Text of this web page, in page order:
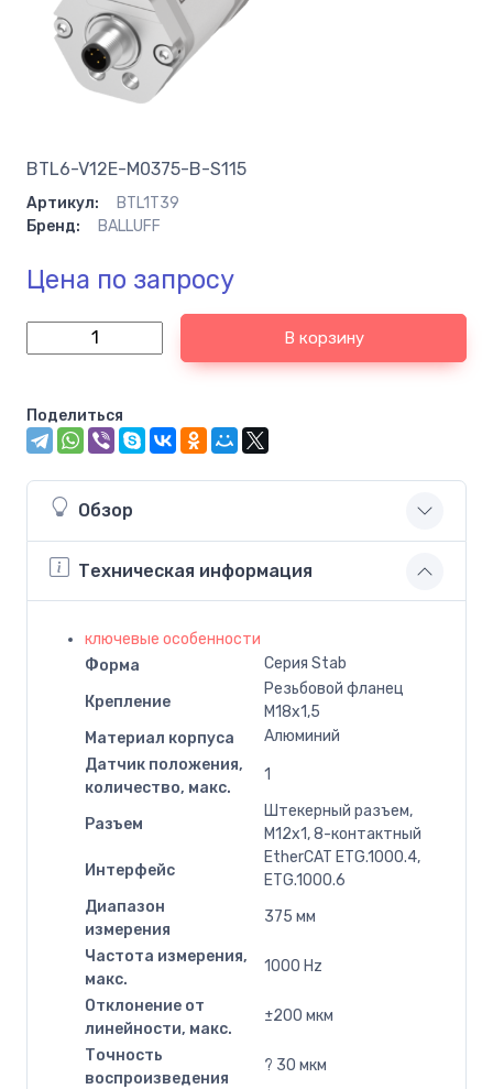
BTL6-V12E-M0375-B-S115
Артикул:
BTL1T39
Бренд:
BALLUFF
Цена по запросу
В корзину
Поделиться
Обзор
Техническая информация
ключевые особенности
Форма
Серия Stab
Крепление
Резьбовой фланец
M18x1,5
Материал корпуса
Алюминий
Датчик положения,
количество, макс.
1
Разъем
Штекерный разъем,
M12x1, 8-контактный
Интерфейс
EtherCAT ETG.1000.4,
ETG.1000.6
Диапазон
измерения
375 мм
Частота измерения,
макс.
1000 Hz
Отклонение от
линейности, макс.
±200 мкм
Точность
воспроизведения
? 30 мкм